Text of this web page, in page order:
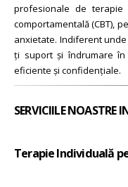
profesionale de
comportamentală (CBT),
anxietate. Indiferent
ți suport și îndrumare
eficiente și confidențiale.
SERVICIILE NOASTRE
Terapie Individuală